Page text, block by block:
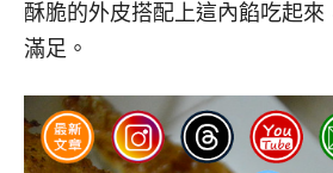
酥脆的外皮搭配上這內餡吃起來
滿足。